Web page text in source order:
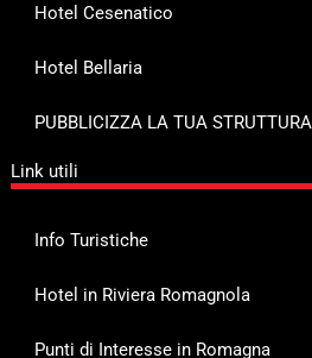
Hotel Cesenatico
Hotel Bellaria
PUBBLICIZZA LA TUA STRUTTURA
Link utili
Info Turistiche
Hotel in Riviera Romagnola
Punti di Interesse in Romagna